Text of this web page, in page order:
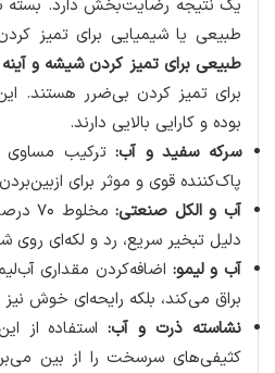
یک نتیجه رضایت‌بخش دارد. بسته
طبیعی یا شیمیایی برای تمیز
طبیعی برای تمیز کردن شیشه و آینه
برای تمیز کردن بی‌ضرر هستند.
بوده و کارایی بالایی دارند.
سرکه سفید و آب:ترکیب مساوی
پاک‌کننده قوی و موثر برای
آب و الکل صنعتی:
دلیل تبخیر سریع، رد و لکه‌ای روی
آب و لیمو: اضافه‌کردن مقداری
براق می‌کند، بلکه رایحه‌ای خوش
نشاسته ذرت و آب:استفاده از
کثیفی‌های سرسخت را از بین